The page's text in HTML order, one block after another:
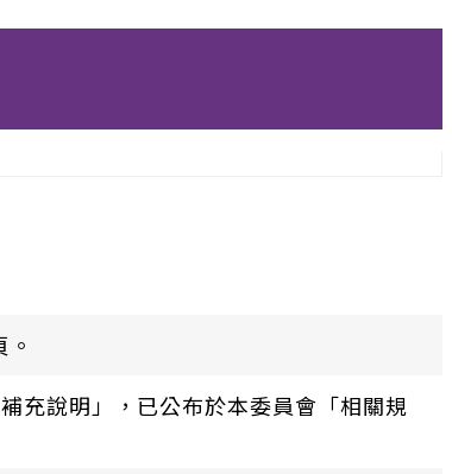
充說明」，已公布於本委員會「相關規